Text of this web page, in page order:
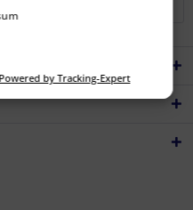
unsere Partner:
auf einem Endgerät
personalisierter Werbung
personalisierter Inhalte
oder Kombinationen von
Angebote
von Inhalten
by Tracking-Expert